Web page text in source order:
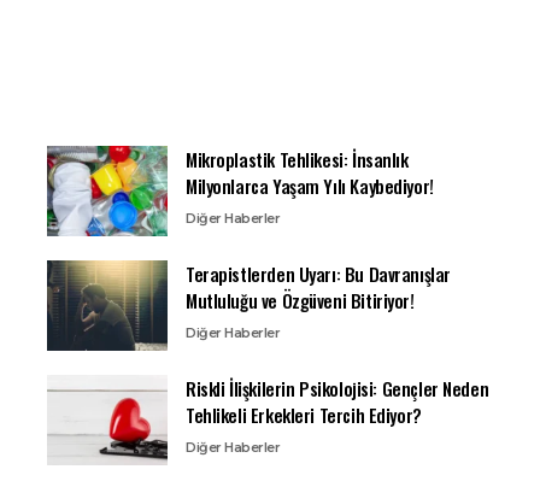
Mikroplastik Tehlikesi: İnsanlık
Milyonlarca Yaşam Yılı Kaybediyor!
Diğer Haberler
Terapistlerden Uyarı: Bu Davranışlar
Mutluluğu ve Özgüveni Bitiriyor!
Diğer Haberler
Riskli İlişkilerin Psikolojisi: Gençler Neden
Tehlikeli Erkekleri Tercih Ediyor?
Diğer Haberler